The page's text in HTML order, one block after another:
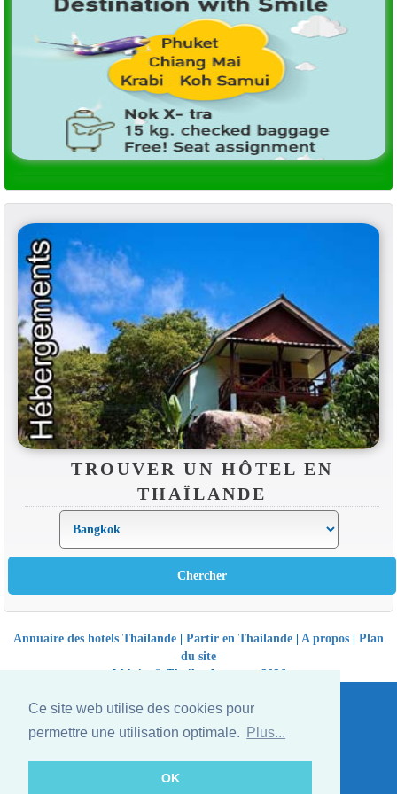
Ce site web utilise des cookies pour
permettre une utilisation optimale.
Plus...
OK
TROUVER UN HÔTEL EN
THAÏLANDE
Annuaire des hotels Thailande | Partir en Thailande | A propos | Plan
du site
Website © Thailandee.com - 2026